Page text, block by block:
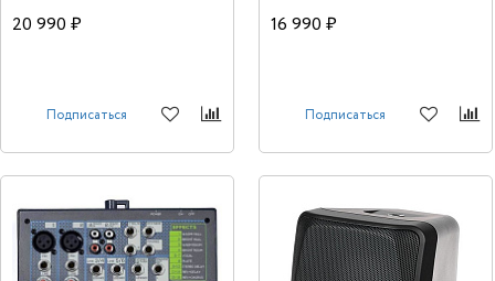
20 990 ₽
Подписаться
16 990 ₽
Подписаться